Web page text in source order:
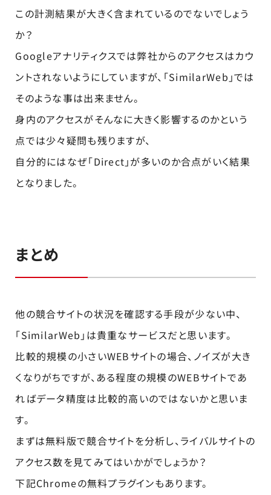
この計測結果が大きく含まれているのでないでしょう
か？
Googleアナリティクスでは弊社からのアクセスはカウ
ントされないようにしていますが、「SimilarWeb」では
そのような事は出来ません。
身内のアクセスがそんなに大きく影響するのかという
点では少々疑問も残りますが、
自分的にはなぜ「Direct」が多いのか合点がいく結果
となりました。
まとめ
他の競合サイトの状況を確認する手段が少ない中、
「SimilarWeb」は貴重なサービスだと思います。
比較的規模の小さいWEBサイトの場合、ノイズが大き
くなりがちですが、ある程度の規模のWEBサイトであ
ればデータ精度は比較的高いのではないかと思いま
す。
まずは無料版で競合サイトを分析し、ライバルサイトの
アクセス数を見てみてはいかがでしょうか？
下記Chromeの無料プラグインもあります。